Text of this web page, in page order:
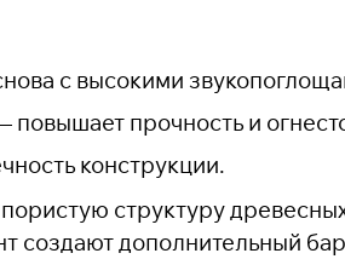
с высокими
прочность и
конструкции.
структуру
создают дополнительный